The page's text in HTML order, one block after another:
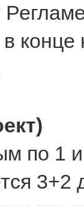
конце
по 1
3+2